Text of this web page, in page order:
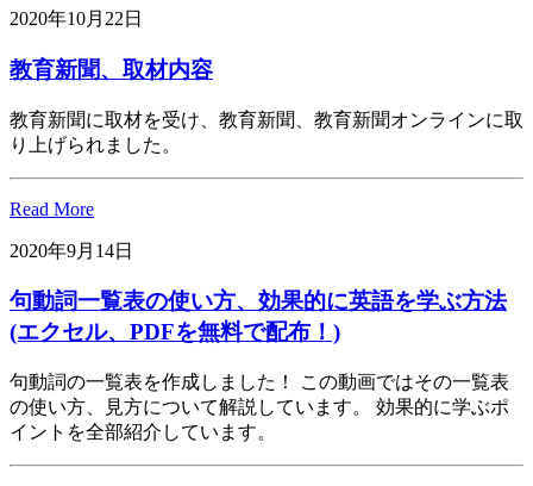
2020年10月22日
教育新聞、取材内容
教育新聞に取材を受け、教育新聞、教育新聞オンラインに取
り上げられました。
Read More
2020年9月14日
句動詞一覧表の使い方、効果的に英語を学ぶ方法
(エクセル、PDFを無料で配布！)
句動詞の一覧表を作成しました！ この動画ではその一覧表
の使い方、見方について解説しています。 効果的に学ぶポ
イントを全部紹介しています。